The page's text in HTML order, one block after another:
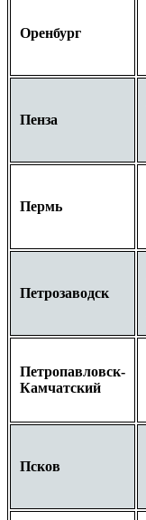
Оренбург
Пенза
Пермь
Петрозаводск
Петропавловск-
Камчатский
Псков